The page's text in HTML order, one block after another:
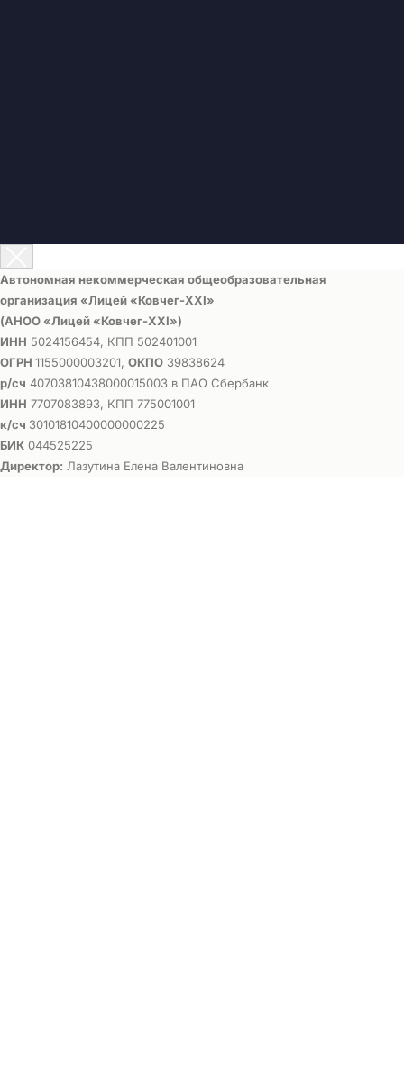
Автономная некоммерческая общеобразовательная
организация «Лицей «Ковчег-ХХI»
(АНОО «Лицей «Ковчег-ХХI»)
ИНН 5024156454, КПП 502401001
ОГРН 1155000003201, ОКПО 39838624
р/сч 40703810438000015003 в ПАО Сбербанк
ИНН 7707083893, КПП 775001001
к/сч 30101810400000000225
БИК 044525225
Директор: Лазутина Елена Валентиновна